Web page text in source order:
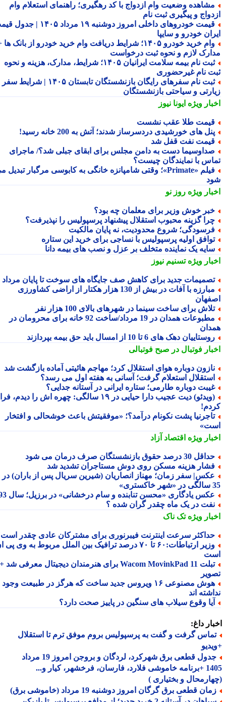
وضعیت وام ازدواج با کد رهگیری؛ راهنمای استعلام وام
و پیگیری ثبت نام
قیمت خودروهای داخلی امروز دوشنبه ۱۹ مرداد ۱۴۰۵ | جدول قیمت
خودرو و سایپا
وام خرید خودرو ۱۴۰۵؛ شرایط دریافت وام خرید خودرو از بانک ها +
لازم و نحوه ثبت درخواست
ثبت نام بیمه سلامت ایرانیان ۱۴۰۵؛ شرایط، مدارک، هزینه و نحوه
نام غیرحضوری
ثبت نام سفرهای رایگان بازنشستگان تابستان ۱۴۰۵ | شرایط سفر
و سیاحتی بازنشستگان
ویژهایونا نیوز
طلا عقب نشست
های خورشیدی دردسرساز شدند؛ آتش به 200 خانه رسید!
نفت قفل شد
دست به دامن مجلس برای ابقای جبلی شد؟/ ماجرای
با نمایندگان چیست؟
فیلم «Primate»؛ وقتی شامپانزه خانگی به کابوسی مرگبار تبدیل می
ویژهروز نو
خوش وزیر برای معلمان چه بود؟
گزینه محبوب استقلال پیشنهاد پرسپولیس را نپذیرفت؟
شروع محدودیت، نه پایان مالکیت
اولیه پرسپولیس با نساجی برای خرید این ستاره
یک نماینده متخلف بر عزل و نصب های بیمه دانا
ویژهتسنیم نیوز
جدید برای کاهش صف جایگاه های سوخت تا پایان مرداد
مبارزه با آفات در بیش از 130 هزار هکتار از اراضی کشاورزی
برای ساخت سینما در شهرهای بالای 100 هزار نفر
مطبوعات همدان در 19 مرداد/ساخت 92 خانه برای محرومان در
دهک های 6 تا 10 از امسال باید حق بیمه بپردازند
فوتبال در صبح فوتبالی
دوباره هوای استقلال کرد؛ مهاجم هائیتی آماده بازگشت شد
استعلام گرفت؛ آسانی به هفته اول می رسد؟
دوباره طارمی؛ ستاره ایرانی در آستانه جدایی؟
(ویدئو) دیت عجیب دارا حیایی در ۱۹ سالگی: چهره اش را دیدم، فرار
پشت نکونام درآمد؟؛ «موفقیتش باعث خوشحالی و افتخار
ویژهاقتصاد آزاد
30 درصد حقوق بازنشستگان صرف درمان می شود
هزینه مسکن روی دوش مستاجران تشدید شد
سفر زمان؛ مهناز انصاریان (شیرین سریال پس از باران) در
یادگاری «محسن تنابنده و سام درخشانی» در برزیل؛ سال 93
در یک ماه چقدر گران شده ؟
ویژهتک ناک
سرعت اینترنت فیبرنوری برای مشترکان عادی چقدر است؟
وزیر ارتباطات:۶۰ تا ۷۰ درصد ترافیک بین الملل مربوط به وی پی ان
تبلت Wacom MovinkPad 11 برای هنرمندان دیجیتال معرفی شد +
هوش مصنوعی ۱۶ ویروس جدید ساخت که هرگز در طبیعت وجود
اند
وقوع سیلاب های سنگین در پاییز صحت دارد؟
داغ:
گرفت و گفت به پرسپولیس بروم موفق ترم تا استقلال
جدول قطعی برق شهرکرد، لردگان و بروجن امروز 19 مرداد
1405 +برنامه خاموشی فلارد، فارسان، فرخشهر، کیار و...
و بختیاری )
قطعی برق گرگان امروز دوشنبه 19 مرداد (خاموشی برق)